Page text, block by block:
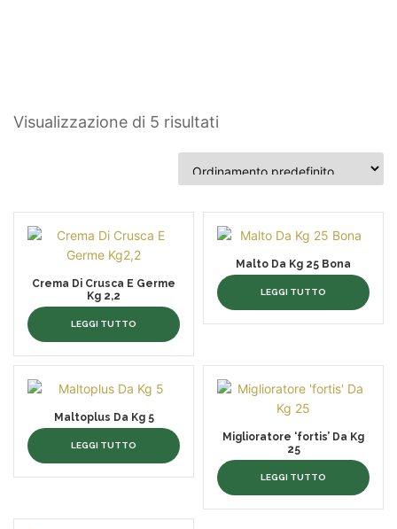
Visualizzazione di 5 risultati
Crema Di Crusca E Germe
Kg 2,2
LEGGI TUTTO
Malto Da Kg 25 Bona
LEGGI TUTTO
Maltoplus Da Kg 5
LEGGI TUTTO
Miglioratore ‘fortis’ Da Kg
25
LEGGI TUTTO